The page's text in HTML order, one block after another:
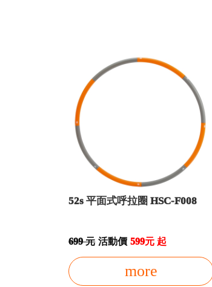
52s 平面式呼拉圈 HSC-F008
699 元 活動價 599元 起
more